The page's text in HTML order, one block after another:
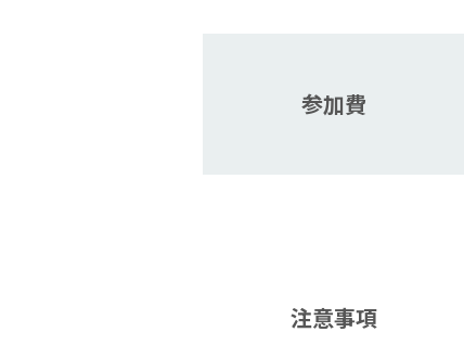
参加費
注意事項